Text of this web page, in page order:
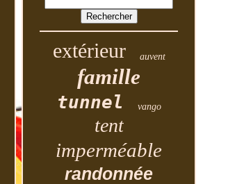
extérieur auvent
famille
tunnel vango
tent
imperméable
randonnée